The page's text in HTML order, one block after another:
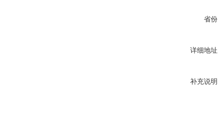
省份
详细地址
补充说明